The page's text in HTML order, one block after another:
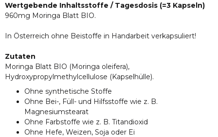
Wertgebende Inhaltsstoffe / Tagesdosis (=3 Kapseln)
960mg Moringa Blatt BIO.
In Österreich ohne Beistoffe in Handarbeit verkapsuliert!
Zutaten
Moringa Blatt BIO (Moringa oleifera),
Hydroxypropylmethylcellulose (Kapselhülle).
Ohne synthetische Stoffe
Ohne Bei-, Füll- und Hilfsstoffe wie z. B.
Magnesiumstearat
Ohne Farbstoffe wie z. B. Titandioxid
Ohne Hefe, Weizen, Soja oder Ei